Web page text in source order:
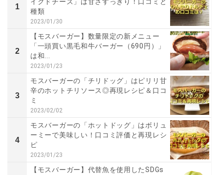
1
種類
2023/01/30
2
【モスバーガー】数量限定の新メニュー
「一頭買い黒毛和牛バーガー（690円）」
は和...
2023/01/23
3
モスバーガーの「チリドッグ」はピリリ甘
辛のホットチリソース◎再現レシピ＆口コ
ミ
2023/02/02
4
モスバーガーの「ホットドッグ」はボリュ
ーミーで美味しい！口コミ評価と再現レシ
ピ
2023/01/23
【モスバーガー】代替魚を使用したSDGs